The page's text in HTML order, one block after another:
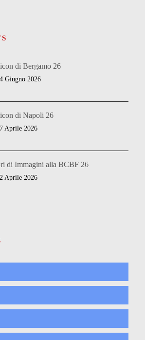
di Bergamo 26
Giugno 2026
di Napoli 26
Aprile 2026
di Immagini alla BCBF 26
Aprile 2026